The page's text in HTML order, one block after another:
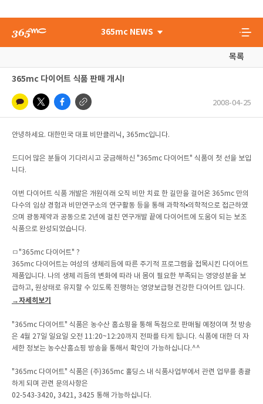
365mc NEWS
목록
365mc 다이어트 식품 판매 개시!
2008-04-25
안녕하세요. 대한민국 대표 비만클리닉, 365mc입니다.
드디어 많은 분들이 기다리시고 궁금해하신 "365mc 다이어트" 식품이 첫 선을 보입
니다.
이번 다이어트 식품 개발은 개원이래 오직 비만 치료 한 길만을 걸어온 365mc 만의
다수의 임상 경험과 비만연구소의 연구활동 등을 통해 과학적•의학적으로 접근하였
으며 광동제약과 공동으로 2년에 걸친 연구개발 끝에 다이어트에 도움이 되는 보조
식품으로 완성되었습니다.
ㅁ"365mc 다이어트" ?
365mc 다이어트는 여성의 생체리듬에 따른 주기적 프로그램을 접목시킨 다이어트
제품입니다. 나의 생체 리듬의 변화에 따라 내 몸이 필요한 부족되는 영양성분을 보
급하고, 원상태로 유지할 수 있도록 진행하는 영양보급형 건강한 다이어트 입니다.
→자세히보기
"365mc 다이어트" 식품은 농수산 홈쇼핑을 통해 독점으로 판매될 예정이며 첫 방송
은 4월 27일 일요일 오전 11:20~12:20까지 전파를 타게 됩니다. 식품에 대한 더 자
세한 정보는 농수산홈쇼핑 방송을 통해서 확인이 가능하십니다.^^
"365mc 다이어트" 식품은 (주)365mc 홀딩스 내 식품사업부에서 관련 업무를 총괄
하게 되며 관련 문의사항은
02-543-3420, 3421, 3425 통해 가능하십니다.